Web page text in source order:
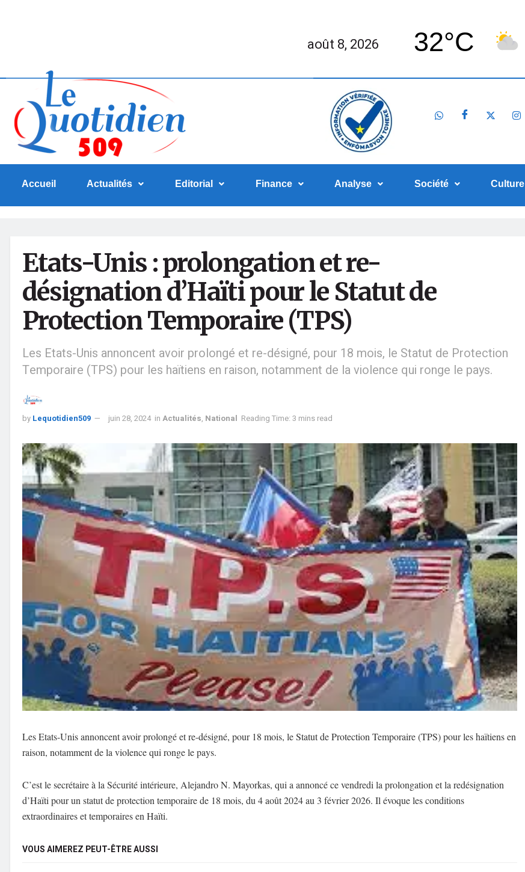
août 8, 2026 32°C
Accueil Actualités Editorial Finance Analyse Société Culture
Etats-Unis : prolongation et re-
désignation d’Haïti pour le Statut de
Protection Temporaire (TPS)
Les Etats-Unis annoncent avoir prolongé et re-désigné, pour 18 mois, le Statut de Protection
Temporaire (TPS) pour les haïtiens en raison, notamment de la violence qui ronge le pays.
by Lequotidien509 juin 28, 2024 in Actualités, National Reading Time: 3 mins read
Les Etats-Unis annoncent avoir prolongé et re-désigné, pour 18 mois, le Statut de Protection Temporaire (TPS) pour les haïtiens en
raison, notamment de la violence qui ronge le pays.
C’est le secrétaire à la Sécurité intérieure, Alejandro N. Mayorkas, qui a annoncé ce vendredi la prolongation et la redésignation
d’Haïti pour un statut de protection temporaire de 18 mois, du 4 août 2024 au 3 février 2026. Il évoque les conditions
extraordinaires et temporaires en Haïti.
VOUS AIMEREZ PEUT-ÊTRE AUSSI